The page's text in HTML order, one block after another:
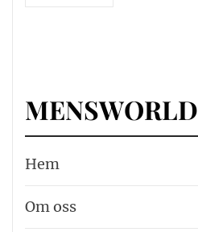
MENSWORLD
Hem
Om oss